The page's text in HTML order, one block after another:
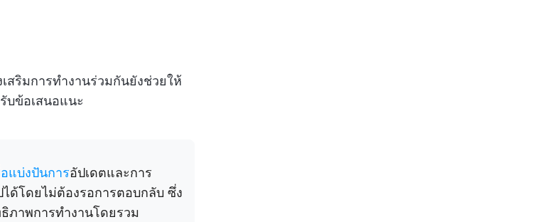
สริมการทำงานร่วมกันยังช่วยให้
บข้อเสนอแนะ
แบ่งปันการอัปเดตและการ
ด้โดยไม่ต้องรอการตอบกลับ ซึ่ง
ภาพการทำงานโดยรวม